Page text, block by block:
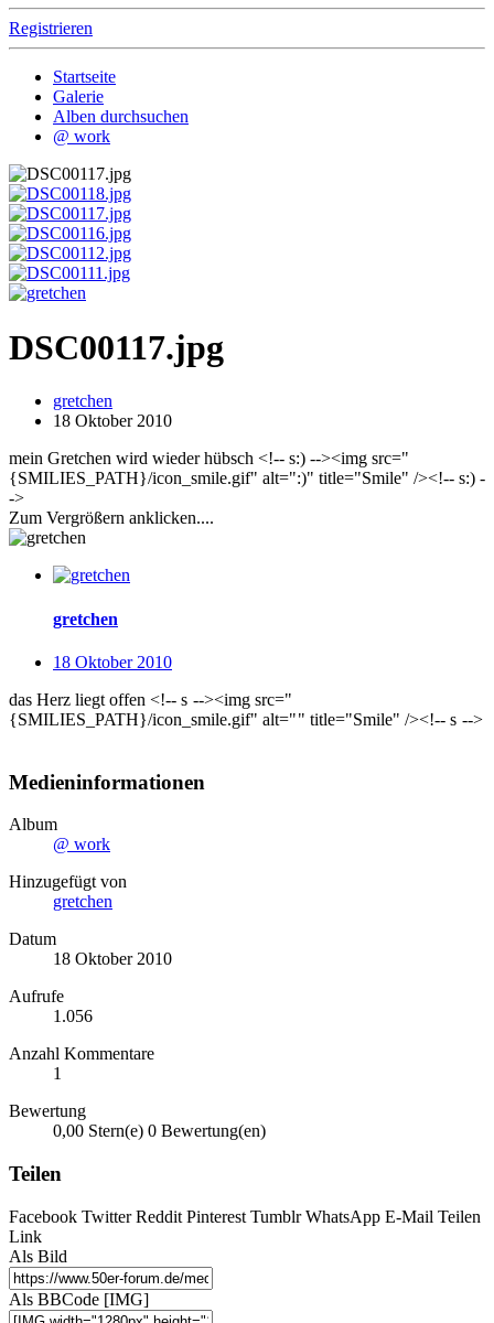
Registrieren
Startseite
Galerie
Alben durchsuchen
@ work
DSC00117.jpg
gretchen
18 Oktober 2010
mein Gretchen wird wieder hübsch <!-- s:) --><img src="
{SMILIES_PATH}/icon_smile.gif" alt=":)" title="Smile" /><!-- s:) -
->
Zum Vergrößern anklicken....
gretchen
18 Oktober 2010
das Herz liegt offen <!-- s --><img src="
{SMILIES_PATH}/icon_smile.gif" alt="" title="Smile" /><!-- s -->
Medieninformationen
Album
@ work
Hinzugefügt von
gretchen
Datum
18 Oktober 2010
Aufrufe
1.056
Anzahl Kommentare
1
Bewertung
0,00 Stern(e) 0 Bewertung(en)
Teilen
Facebook Twitter Reddit Pinterest Tumblr WhatsApp E-Mail Teilen
Link
Als Bild
Als BBCode [IMG]